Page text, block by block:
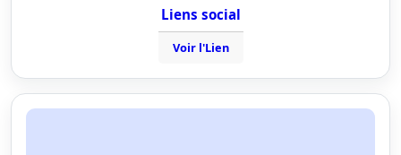
Liens social
Voir l'Lien